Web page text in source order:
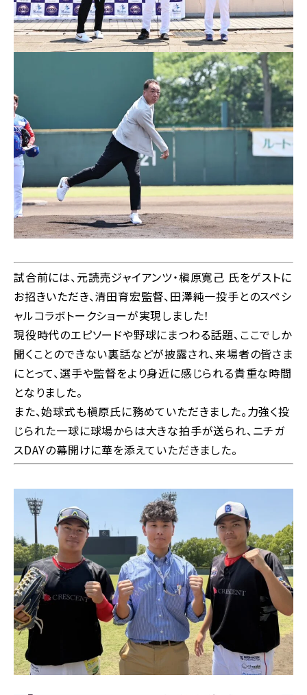
試合前には、元読売ジャイアンツ・槇原寛己 氏をゲストに
お招きいただき、清田育宏監督、田澤純一投手とのスペシ
ャルコラボトークショーが実現しました！
現役時代のエピソードや野球にまつわる話題、ここでしか
聞くことのできない裏話などが披露され、来場者の皆さま
にとって、選手や監督をより身近に感じられる貴重な時間
となりました。
また、始球式も槇原氏に務めていただきました。力強く投
じられた一球に球場からは大きな拍手が送られ、ニチガ
スDAYの幕開けに華を添えていただきました。